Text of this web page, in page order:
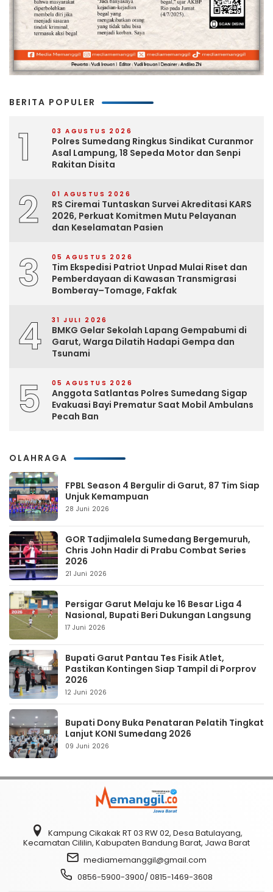
BERITA POPULER
1 03 AGUSTUS 2026
Polres Sumedang Ringkus Sindikat Curanmor
Asal Lampung, 18 Sepeda Motor dan Senpi
Rakitan Disita
2 01 AGUSTUS 2026
RS Ciremai Tuntaskan Survei Akreditasi KARS
2026, Perkuat Komitmen Mutu Pelayanan
dan Keselamatan Pasien
3 05 AGUSTUS 2026
Tim Ekspedisi Patriot Unpad Mulai Riset dan
Pemberdayaan di Kawasan Transmigrasi
Bomberay–Tomage, Fakfak
4 31 JULI 2026
BMKG Gelar Sekolah Lapang Gempabumi di
Garut, Warga Dilatih Hadapi Gempa dan
Tsunami
5 05 AGUSTUS 2026
Anggota Satlantas Polres Sumedang Sigap
Evakuasi Bayi Prematur Saat Mobil Ambulans
Pecah Ban
OLAHRAGA
FPBL Season 4 Bergulir di Garut, 87 Tim Siap
Unjuk Kemampuan
28 Juni 2026
GOR Tadjimalela Sumedang Bergemuruh,
Chris John Hadir di Prabu Combat Series
2026
21 Juni 2026
Persigar Garut Melaju ke 16 Besar Liga 4
Nasional, Bupati Beri Dukungan Langsung
17 Juni 2026
Bupati Garut Pantau Tes Fisik Atlet,
Pastikan Kontingen Siap Tampil di Porprov
2026
12 Juni 2026
Bupati Dony Buka Penataran Pelatih Tingkat
Lanjut KONI Sumedang 2026
09 Juni 2026
Kampung Cikakak RT 03 RW 02, Desa Batulayang,
Kecamatan Cililin, Kabupaten Bandung Barat, Jawa Barat
mediamemanggil@gmail.com
0856-5900-3900/ 0815-1469-3608